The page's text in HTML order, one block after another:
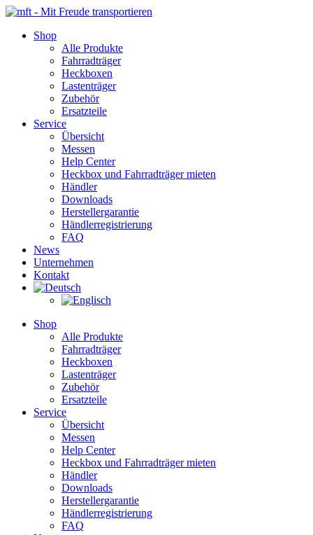
Zum
springenShop
Alle Produkte
Fahrradträger
Heckboxen
Lastenträger
Zubehör
Ersatzteile
Service
Übersicht
Messen
Help Center
Heckbox und Fahrradträger mieten
Händler
Downloads
Herstellergarantie
Händlerregistrierung
FAQ
News
Unternehmen
Kontakt
Shop
Alle Produkte
Fahrradträger
Heckboxen
Lastenträger
Zubehör
Ersatzteile
Service
Übersicht
Messen
Help Center
Heckbox und Fahrradträger mieten
Händler
Downloads
Herstellergarantie
Händlerregistrierung
FAQ